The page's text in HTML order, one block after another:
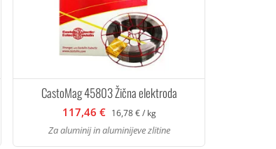
CastoMag 45803 Žična elektroda
117,46 € 16,78 € / kg
Za aluminij in aluminijeve zlitine